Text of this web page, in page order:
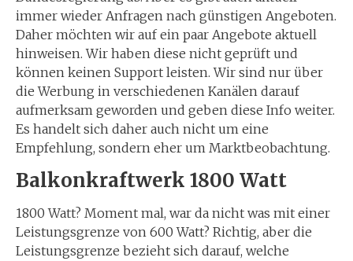
immer wieder Anfragen nach günstigen Angeboten.
Daher möchten wir auf ein paar Angebote aktuell
hinweisen. Wir haben diese nicht geprüft und
können keinen Support leisten. Wir sind nur über
die Werbung in verschiedenen Kanälen darauf
aufmerksam geworden und geben diese Info weiter.
Es handelt sich daher auch nicht um eine
Empfehlung, sondern eher um Marktbeobachtung.
Balkonkraftwerk 1800 Watt
1800 Watt? Moment mal, war da nicht was mit einer
Leistungsgrenze von 600 Watt? Richtig, aber die
Leistungsgrenze bezieht sich darauf, welche